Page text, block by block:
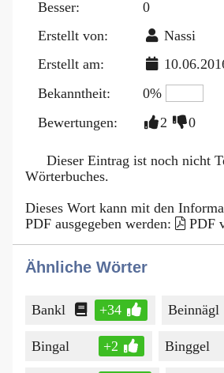
Besser:
0
Erstellt von:
Nassi
Erstellt am:
Bekanntheit:
0%
Bewertungen:
2 0
Dieser Eintrag ist noch nicht
Wörterbuches.
Dieses Wort kann mit den
PDF ausgegeben werden:
PDF
Ähnliche Wörter
Bankl +34 Beinnägl
Bingal +2 Binggel